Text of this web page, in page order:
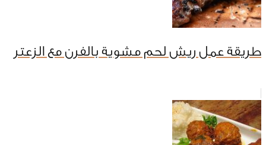
طريقة عمل ريش لحم مشوية بالفرن مع الزعتر